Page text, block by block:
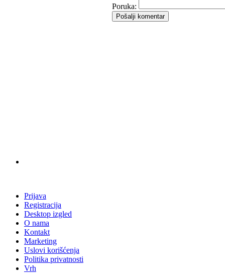
Poruka:
Pošalji komentar
Prijava
Registracija
Desktop izgled
O nama
Kontakt
Marketing
Uslovi korišćenja
Politika privatnosti
Vrh